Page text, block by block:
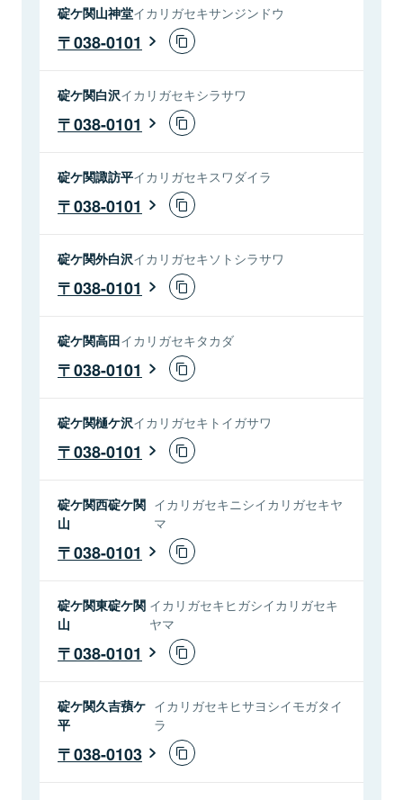
碇ケ関山神堂イカリガセキサンジンドウ
038-0101
碇ケ関白沢イカリガセキシラサワ
038-0101
碇ケ関諏訪平イカリガセキスワダイラ
038-0101
碇ケ関外白沢イカリガセキソトシラサワ
038-0101
碇ケ関高田イカリガセキタカダ
038-0101
碇ケ関樋ケ沢イカリガセキトイガサワ
038-0101
碇ケ関西碇ケ関
山
イカリガセキニシイカリガセキヤ
マ
038-0101
碇ケ関東碇ケ関
山
イカリガセキヒガシイカリガセキ
ヤマ
038-0101
碇ケ関久吉蕷ケ
平
イカリガセキヒサヨシイモガタイ
ラ
038-0103